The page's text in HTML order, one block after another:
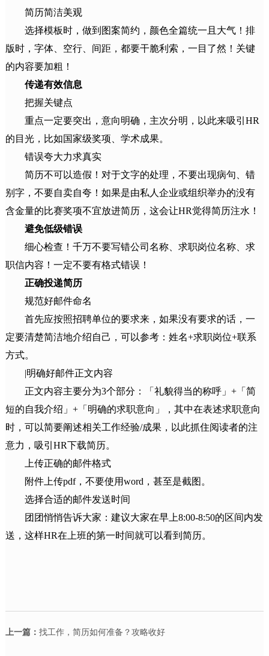
简历简洁美观
选择模板时，做到图案简约，颜色全篇统一且大气！排
版时，字体、空行、间距，都要干脆利索，一目了然！关键
的内容要加粗！
传递有效信息
把握关键点
重点一定要突出，意向明确，主次分明，以此来吸引HR
的目光，比如国家级奖项、学术成果。
错误夸大力求真实
简历不可以造假！对于文字的处理，不要出现病句、错
别字，不要自卖自夸！如果是由私人企业或组织举办的没有
含金量的比赛奖项不宜放进简历，这会让HR觉得简历注水！
避免低级错误
细心检查！千万不要写错公司名称、求职岗位名称、求
职信内容！一定不要有格式错误！
正确投递简历
规范好邮件命名
首先应按照招聘单位的要求来，如果没有要求的话，一
定要清楚简洁地介绍自己，可以参考：姓名+求职岗位+联系
方式。
|明确好邮件正文内容
正文内容主要分为3个部分：「礼貌得当的称呼」+「简
短的自我介绍」+「明确的求职意向」，其中在表述求职意向
时，可以简要阐述相关工作经验/成果，以此抓住阅读者的注
意力，吸引HR下载简历。
上传正确的邮件格式
附件上传pdf，不要使用word，甚至是截图。
选择合适的邮件发送时间
团团悄悄告诉大家：建议大家在早上8:00-8:50的区间内发
送，这样HR在上班的第一时间就可以看到简历。
上一篇： 找工作，简历如何准备？攻略收好